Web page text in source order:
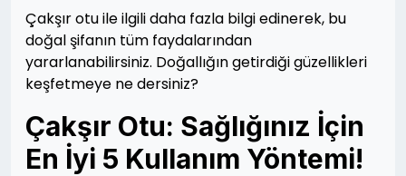
Çakşır otu ile ilgili daha fazla bilgi edinerek, bu
doğal şifanın tüm faydalarından
yararlanabilirsiniz. Doğallığın getirdiği güzellikleri
keşfetmeye ne dersiniz?
Çakşır Otu: Sağlığınız İçin
En İyi 5 Kullanım Yöntemi!